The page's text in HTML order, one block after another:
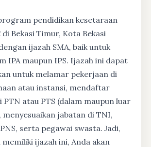
pendidikan kesetaraan
di Bekasi Timur, Kota Bekasi
ijazah SMA, baik untuk
IPA maupun IPS. Ijazah ini dapat
untuk melamar pekerjaan di
atau instansi, mendaftar
PTN atau PTS (dalam maupun luar
menyesuaikan jabatan di TNI,
serta pegawai swasta. Jadi,
memiliki ijazah ini, Anda akan